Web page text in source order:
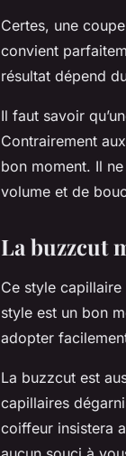
Certes, une
convient
résultat dépend
Il faut savoir
Contrairement
bon moment. Il
volume et de
La buzzcut
Ce style capillaire
style est un bon
adopter
La buzzcut est
capillaires
coiffeur insistera